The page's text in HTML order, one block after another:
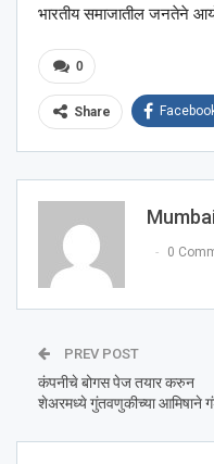
भारतीय समाजातील जनतेने
0
Share
0
PREV POST
कंपनीचे बोगस पेज तयार करुन
शेअरमध्ये गुंतवणुकीच्या आमिषाने